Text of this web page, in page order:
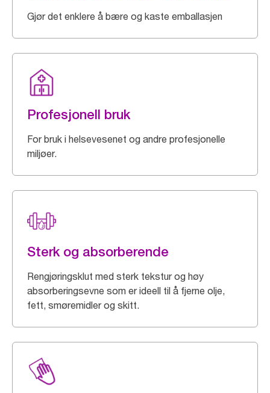
Gjør det enklere å bære og kaste emballasjen
Profesjonell bruk
For bruk i helsevesenet og andre profesjonelle
miljøer.
Sterk og absorberende
Rengjøringsklut med sterk tekstur og høy
absorberingsevne som er ideell til å fjerne olje,
fett, smøremidler og skitt.